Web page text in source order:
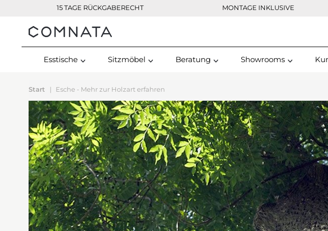
15 TAGE RÜCKGABERECHT MONTAGE INKLUSIVE
Kontakt
Esstische Sitzmöbel Beratung Showrooms
Start Esche - Mehr zur Holzart erfahren